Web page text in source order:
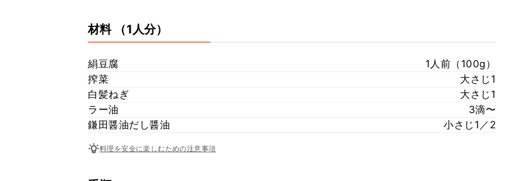
材料 （1人分）
絹豆腐
1人前（100g）
搾菜
大さじ1
白髪ねぎ
大さじ1
ラー油
3滴〜
鎌田醤油だし醤油
小さじ1／2
料理を安全に楽しむための注意事項